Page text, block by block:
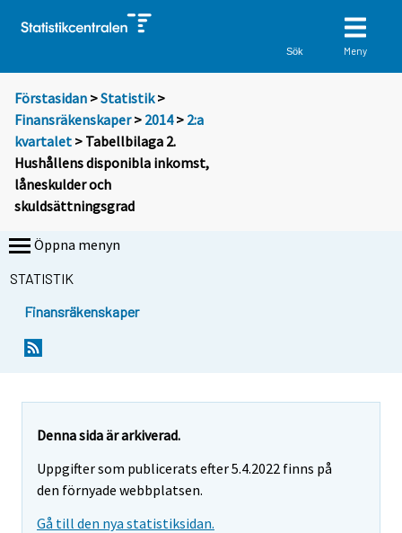
Sök Meny
Förstasidan >Statistik >
Finansräkenskaper> 2014> 2:a
kvartalet > Tabellbilaga 2.
Hushållens disponibla inkomst,
låneskulder och
skuldsättningsgrad
Öppna menyn
STATISTIK
Finansräkenskaper
Denna sida är arkiverad.
Uppgifter som publicerats efter 5.4.2022 finns på
den förnyade webbplatsen.
Gå till den nya statistiksidan.